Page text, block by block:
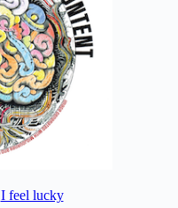
I feel lucky